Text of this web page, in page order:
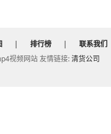
| 排行榜 |
联系我们
视频网站 友情链接:清货公司